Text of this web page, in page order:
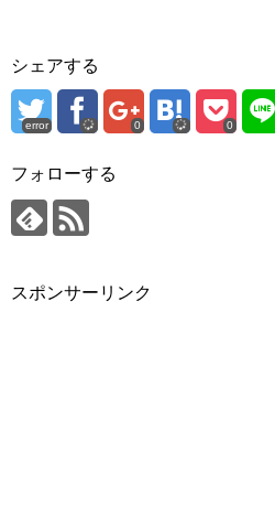
シェアする
error 0 0
フォローする
スポンサーリンク